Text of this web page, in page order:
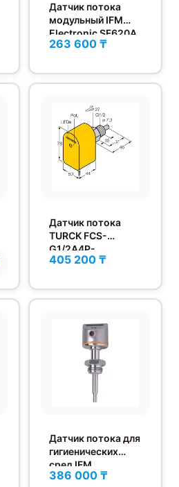
Датчик потока
модульный IFM
Electronic SF620A
263 600 ₸
Датчик потока
TURCK FCS-
G1/2A4P-
VRX/230VAC
405 200 ₸
Датчик потока для
гигиенических
сред IFM
Electronic SI6000
386 000 ₸